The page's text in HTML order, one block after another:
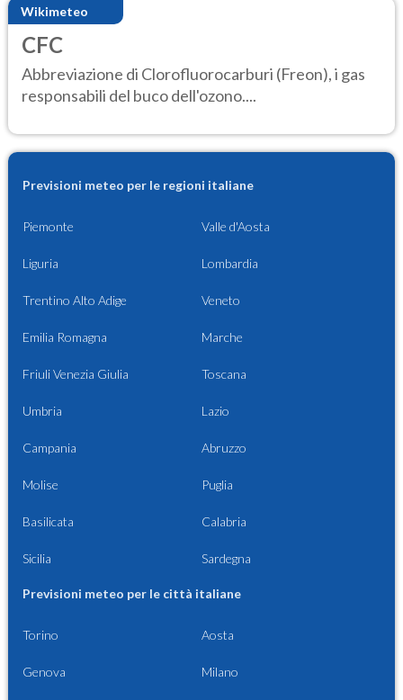
Wikimeteo
CFC
Abbreviazione di Clorofluorocarburi (Freon), i gas
responsabili del buco dell'ozono....
Previsioni meteo per le regioni italiane
Piemonte Valle d'Aosta
Liguria Lombardia
Trentino Alto Adige Veneto
Emilia Romagna Marche
Friuli Venezia Giulia Toscana
Umbria Lazio
Campania Abruzzo
Molise Puglia
Basilicata Calabria
Sicilia Sardegna
Previsioni meteo per le città italiane
Torino Aosta
Genova Milano